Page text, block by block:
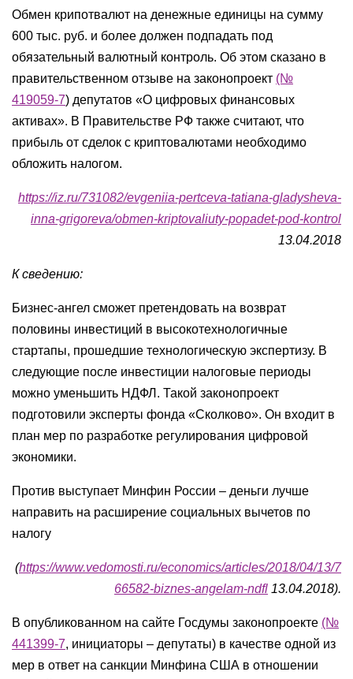
Обмен крипотвалют на денежные единицы на сумму
600 тыс. руб. и более должен подпадать под
обязательный валютный контроль. Об этом сказано в
правительственном отзыве на законопроект (№
419059-7) депутатов «О цифровых финансовых
активах». В Правительстве РФ также считают, что
прибыль от сделок с криптовалютами необходимо
обложить налогом.
https://iz.ru/731082/evgeniia-pertceva-tatiana-gladysheva-
inna-grigoreva/obmen-kriptovaliuty-popadet-pod-kontrol
13.04.2018
К сведению:
Бизнес-ангел сможет претендовать на возврат
половины инвестиций в высокотехнологичные
стартапы, прошедшие технологическую экспертизу. В
следующие после инвестиции налоговые периоды
можно уменьшить НДФЛ. Такой законопроект
подготовили эксперты фонда «Сколково». Он входит в
план мер по разработке регулирования цифровой
экономики.
Против выступает Минфин России – деньги лучше
направить на расширение социальных вычетов по
налогу
(https://www.vedomosti.ru/economics/articles/2018/04/13/7
66582-biznes-angelam-ndfl 13.04.2018).
В опубликованном на сайте Госдумы законопроекте (№
441399-7, инициаторы – депутаты) в качестве одной из
мер в ответ на санкции Минфина США в отношении